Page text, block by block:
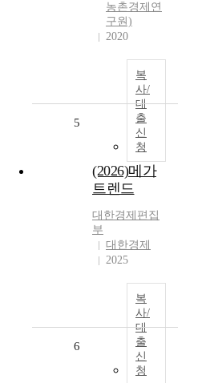
농촌경제연
구원)
2020
복
사/
대
출
신
청
5
(2026)메가
트렌드
대한경제편집
부
대한경제
2025
복
사/
대
출
신
청
6